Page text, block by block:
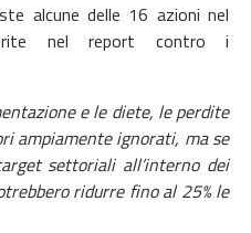
alcune delle 16 azioni nel
nel report contro i
e le diete, le perdite
ampiamente ignorati, ma se
settoriali all’interno dei
ridurre fino al 25% le